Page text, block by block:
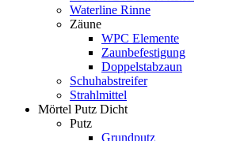
Waterline Rinne
Zäune
WPC Elemente
Zaunbefestigung
Doppelstabzaun
Schuhabstreifer
Strahlmittel
Mörtel Putz Dicht
Putz
Grundputz